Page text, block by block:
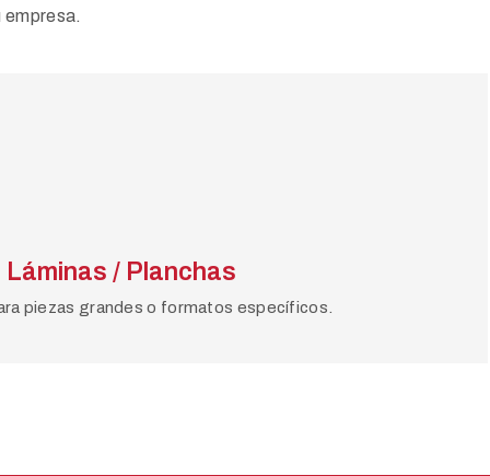
Láminas / Planchas
piezas grandes o formatos específicos.